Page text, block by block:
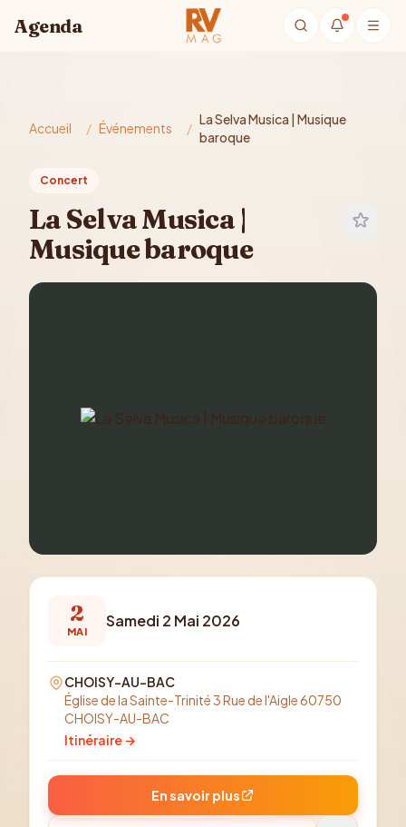
Agenda
Accueil / Événements /
La Selva Musica | Musique
baroque
Concert
La Selva Musica |
Musique baroque
2
MAI
Samedi 2 Mai 2026
CHOISY-AU-BAC
Église de la Sainte-Trinité 3 Rue de l'Aigle 60750
CHOISY-AU-BAC
Itinéraire →
En savoir plus